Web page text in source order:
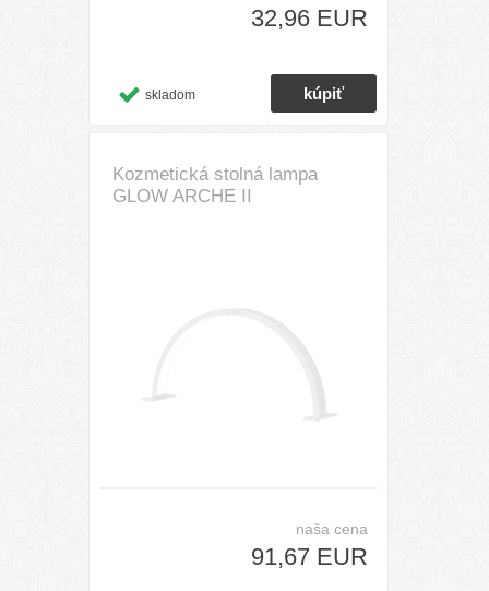
32,96 EUR
skladom
Kozmetická stolná lampa
GLOW ARCHE II
naša cena
91,67 EUR